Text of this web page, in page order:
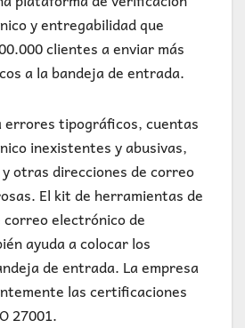
y entregabilidad que
clientes a enviar más
a la bandeja de entrada.
errores tipográficos, cuentas
inexistentes y abusivas,
otras direcciones de correo
El kit de herramientas de
electrónico de
ayuda a colocar los
de entrada. La empresa
las certificaciones
27001.